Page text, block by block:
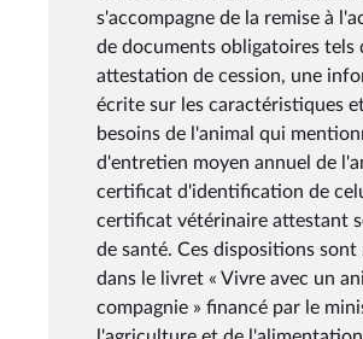
s'accompagne de la remise à
de documents obligatoires tels
attestation de cession, une
écrite sur les caractéristiques
besoins de l'animal qui
d'entretien moyen annuel de
certificat d'identification de
certificat vétérinaire attestant
de santé. Ces dispositions sont
dans le livret « Vivre avec un
compagnie » financé par le